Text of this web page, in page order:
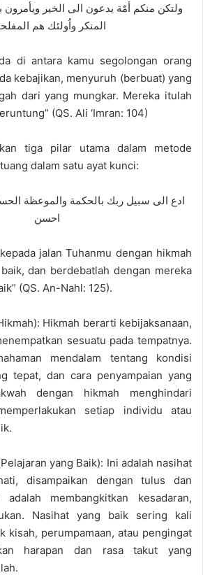
ولتكن منكم أمّة يدعون الى الخير
المنكر واُولئك هم
di antara kamu segolongan orang
kebajikan, menyuruh (berbuat) yang
dari yang mungkar. Mereka itulah
(QS. Ali ‘Imran: 104)
tiga pilar utama dalam metode
dalam satu ayat kunci:
ادع الى سبيل ربك بالحكمة والموعظة
احسن
jalan Tuhanmu dengan hikmah
dan berdebatlah dengan mereka
(QS. An-Nahl: 125).
sesuatu pada tempatnya.
mendalam tentang kondisi
tepat, dan cara penyampaian yang
dengan hikmah menghindari
setiap individu atau
disampaikan dengan tulus dan
membangkitkan kesadaran,
Nasihat yang baik sering kali
kisah, perumpamaan, atau pengingat
harapan dan rasa takut yang